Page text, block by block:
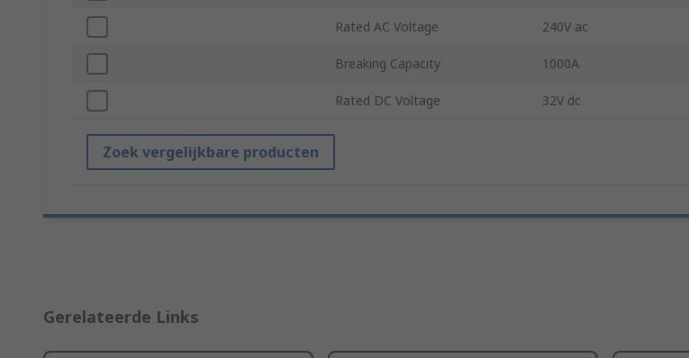
Rated AC Voltage 240V ac
Breaking Capacity 1000A
Rated DC Voltage 32V dc
Zoek vergelijkbare producten
Gerelateerde Links